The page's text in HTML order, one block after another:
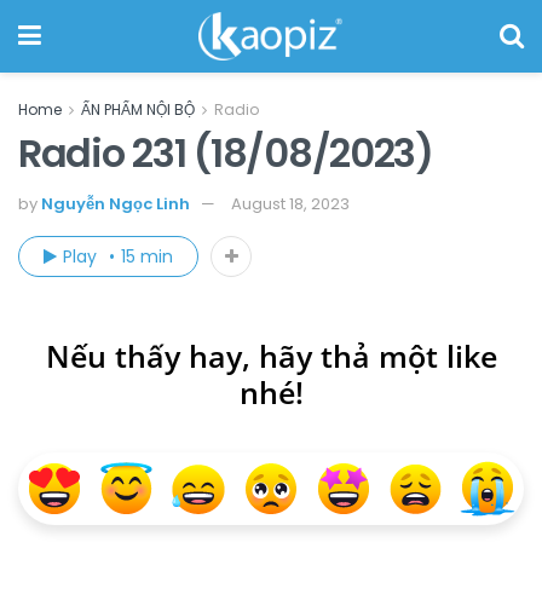
Home ẤN PHẨM NỘI BỘ Radio
Radio 231 (18/08/2023)
by Nguyễn Ngọc Linh August 18, 2023
Play 15 min
Nếu thấy hay, hãy thả một like
nhé!